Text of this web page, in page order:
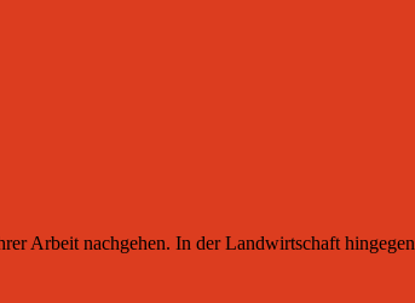
Arbeit nachgehen. In der Landwirtschaft